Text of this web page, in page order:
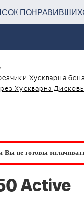
Хускварна
Хускварна
Вы не готовы
Active